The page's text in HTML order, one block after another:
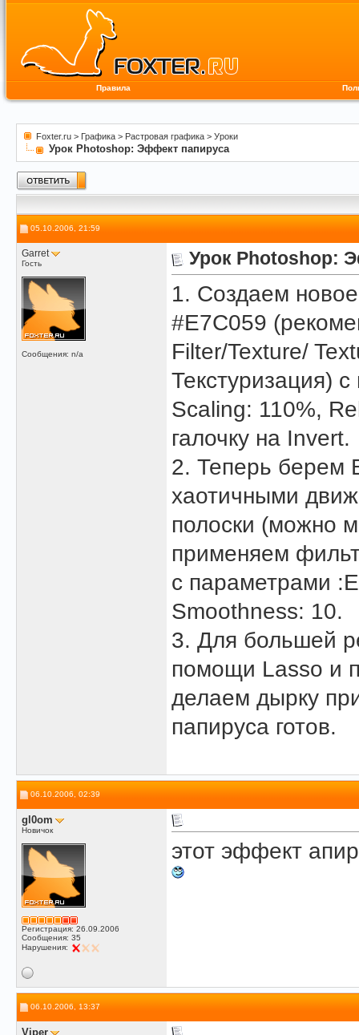
Правила
Foxter.ru > Графика > Растровая графика > Уроки
Урок Photoshop: Эффект папируса
05.10.2006, 21:59
Garret
Гость
Сообщения: n/a
Урок Photoshop:
1. Создаем
#E7C059
Filter/Texture/
Текстуризация)
Scaling: 110%,
галочку на Invert.
2. Теперь берем
хаотичными
полоски (можно
применяем
с параметрами
Smoothness: 10.
3. Для большей
помощи Lasso и
делаем дырку
папируса готов.
06.10.2006, 02:39
gl0om
Новичок
Регистрация: 26.09.2006
Сообщения: 35
Нарушения:
этот эффект
06.10.2006, 13:37
Viper